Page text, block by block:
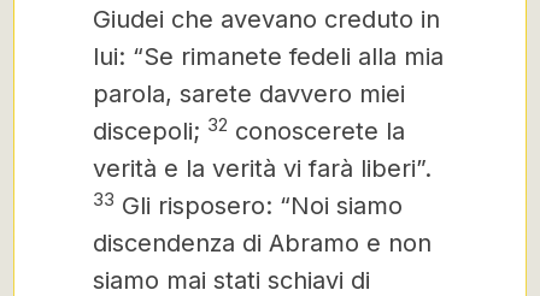
Giudei che avevano creduto in
lui: “Se rimanete fedeli alla mia
parola, sarete davvero miei
discepoli; 32 conoscerete la
verità e la verità vi farà liberi”.
33 Gli risposero: “Noi siamo
discendenza di Abramo e non
siamo mai stati schiavi di